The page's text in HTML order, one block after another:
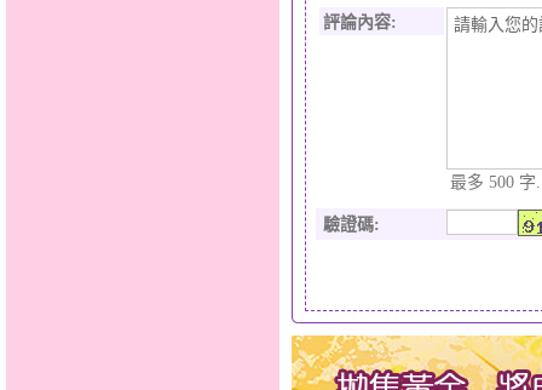
評論內容:
最多 500 字.
驗證碼: